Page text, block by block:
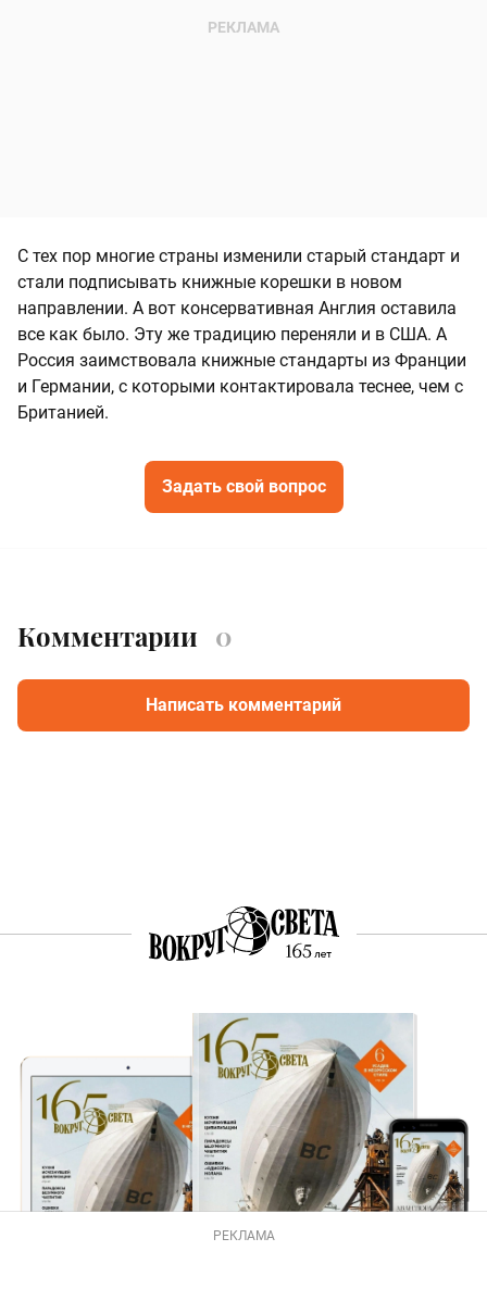
С тех пор многие страны изменили старый стандарт и
стали подписывать книжные корешки в новом
направлении. А вот консервативная Англия оставила
все как было. Эту же традицию переняли и в США. А
Россия заимствовала книжные стандарты из Франции
и Германии, с которыми контактировала теснее, чем с
Британией.
Задать свой вопрос
Комментарии 0
Написать комментарий
РЕКЛАМА